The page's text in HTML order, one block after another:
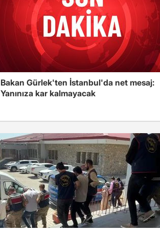
Bakan Gürlek'ten İstanbul'da net mesaj:
Yanınıza kar kalmayacak